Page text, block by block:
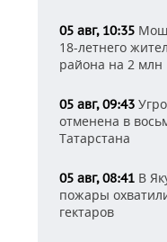
05 авг, 10:35
18-летнего
района на 2 млн
05 авг, 09:43
отменена в
Татарстана
05 авг, 08:41 В
пожары
гектаров